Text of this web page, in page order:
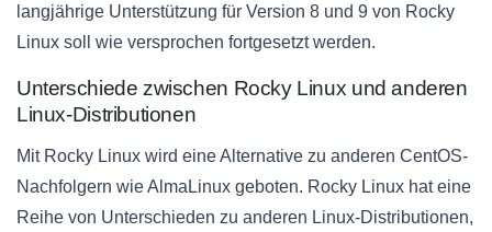
langjährige Unterstützung für Version 8 und 9 von Rocky
Linux soll wie versprochen fortgesetzt werden.
Unterschiede zwischen Rocky Linux und anderen
Linux-Distributionen
Mit Rocky Linux wird eine Alternative zu anderen CentOS-
Nachfolgern wie AlmaLinux geboten. Rocky Linux hat eine
Reihe von Unterschieden zu anderen Linux-Distributionen,